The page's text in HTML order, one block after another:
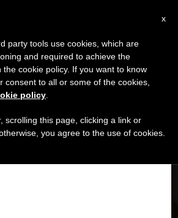
Tagged ‘perdon’
reza por los ancianos que sufren
×
7 de agosto haremos la pausa
que en el periodo de verano
informaciones y también el
x
party tools use cookies, which are
and required to achieve the
the cookie policy. If you want to know
consent to all or some of the cookies,
policy
scrolling this page, clicking a link or
you agree to the use of cookies.